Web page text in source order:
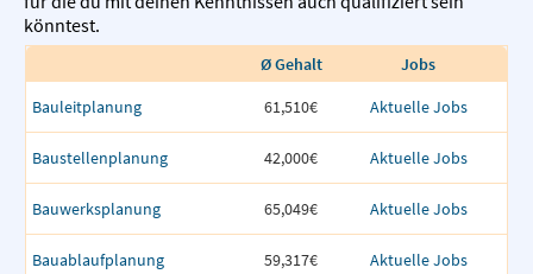
könntest.
Ø Gehalt
Jobs
Bauleitplanung
61,510€ Aktuelle Jobs
Baustellenplanung 42,000€ Aktuelle Jobs
Bauwerksplanung 65,049€ Aktuelle Jobs
Bauablaufplanung 59,317€ Aktuelle Jobs